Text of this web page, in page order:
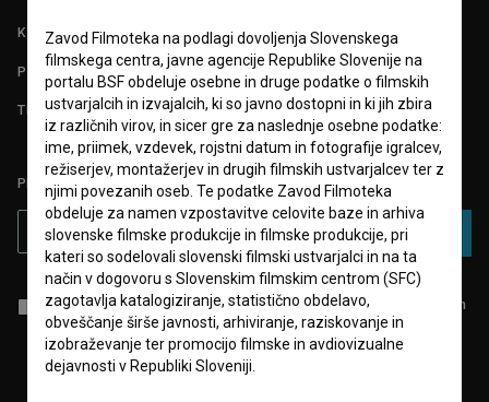
KONTAKT
POGOSTA VPRAŠANJA
TEST FUNKCIONALNOSTI
PRIJAVITE SE NA BSF NOVIČNIK:
PRIJAVA
Sprejemam splošne pogojein dajemsoglasjeza zbiranje, hrambo in
obdelavo osebnih podatkov.
Zavod Filmoteka na podlagi dovoljenja Slovenskega
filmskega centra, javne agencije Republike Slovenije na
portalu BSF obdeluje osebne in druge podatke o filmskih
ustvarjalcih in izvajalcih, ki so javno dostopni in ki jih zbira
iz različnih virov, in sicer gre za naslednje osebne podatke:
ime, priimek, vzdevek, rojstni datum in fotografije igralcev,
režiserjev, montažerjev in drugih filmskih ustvarjalcev ter z
njimi povezanih oseb. Te podatke Zavod Filmoteka
obdeluje za namen vzpostavitve celovite baze in arhiva
slovenske filmske produkcije in filmske produkcije, pri
kateri so sodelovali slovenski filmski ustvarjalci in na ta
način v dogovoru s Slovenskim filmskim centrom (SFC)
zagotavlja katalogiziranje, statistično obdelavo,
obveščanje širše javnosti, arhiviranje, raziskovanje in
izobraževanje ter promocijo filmske in avdiovizualne
dejavnosti v Republiki Sloveniji.